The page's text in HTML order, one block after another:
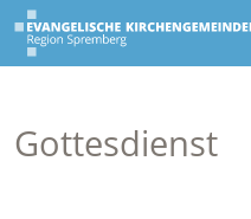
Gottesdienst